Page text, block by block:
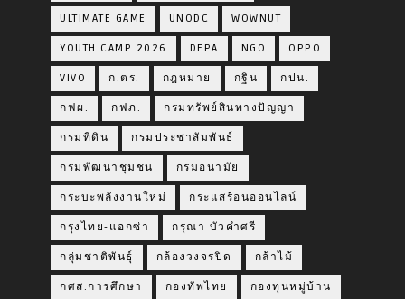
ULTIMATE GAME UNODC WOWNUT
YOUTH CAMP 2026 DEPA NGO OPPO
VIVO ก.ตร. กฎหมาย กฐิน กปน.
กฟผ. กฟภ. กรมทรัพย์สินทางปัญญา
กรมที่ดิน กรมประชาสัมพันธ์
กรมพัฒนาชุมชน กรมอนามัย
กระบะพลังงานใหม่ กระแสร้อนออนไลน์
กรุงไทย-แอกซ่า กรุณา บัวคำศรี
กลุ่มชาติพันธุ์ กล้องวงจรปิด กล้าไม้
กศส.การศึกษา กองทัพไทย กองทุนหมู่บ้าน